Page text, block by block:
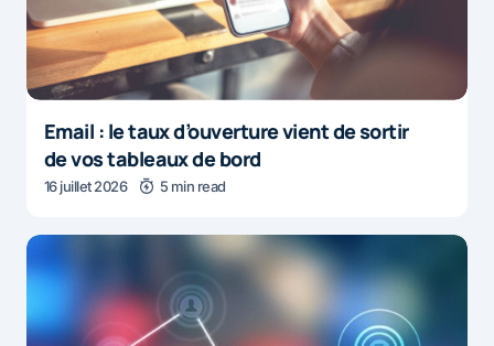
Email : le taux d’ouverture vient de sortir
de vos tableaux de bord
16 juillet 2026 5 min read